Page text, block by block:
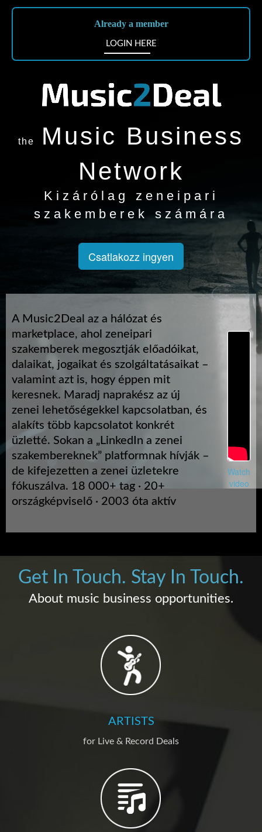
Already a member
LOGIN HERE
the
Music Business
Network
Kizárólag zeneipari
szakemberek számára
Csatlakozz ingyen
A Music2Deal az a hálózat és
marketplace, ahol zeneipari
szakemberek megosztják előadóikat,
dalaikat, jogaikat és szolgáltatásaikat –
valamint azt is, hogy éppen mit
keresnek. Maradj naprakész az új
zenei lehetőségekkel kapcsolatban, és
alakíts több kapcsolatot konkrét
üzletté. Sokan a „LinkedIn a zenei
szakembereknek” platformnak hívják –
de kifejezetten a zenei üzletekre
fókuszálva. 18 000+ tag · 20+
országképviselő · 2003 óta aktív
Watch
video
Get In Touch. Stay In Touch.
About music business opportunities.
ARTISTS
for Live & Record Deals